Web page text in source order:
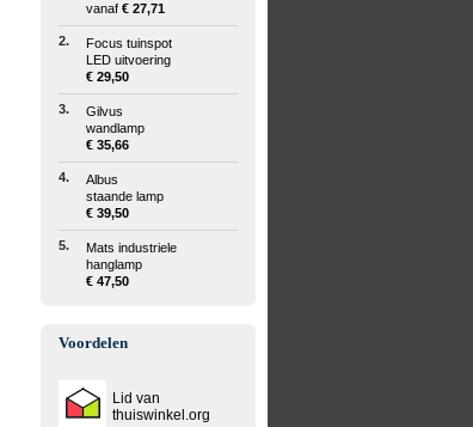
vanaf € 27,71
2.
Focus tuinspot
LED uitvoering
€ 29,50
3.
Gilvus
wandlamp
€ 35,66
4.
Albus
staande lamp
€ 39,50
5.
Mats industriele
hanglamp
€ 47,50
Voordelen
Lid van
thuiswinkel.org